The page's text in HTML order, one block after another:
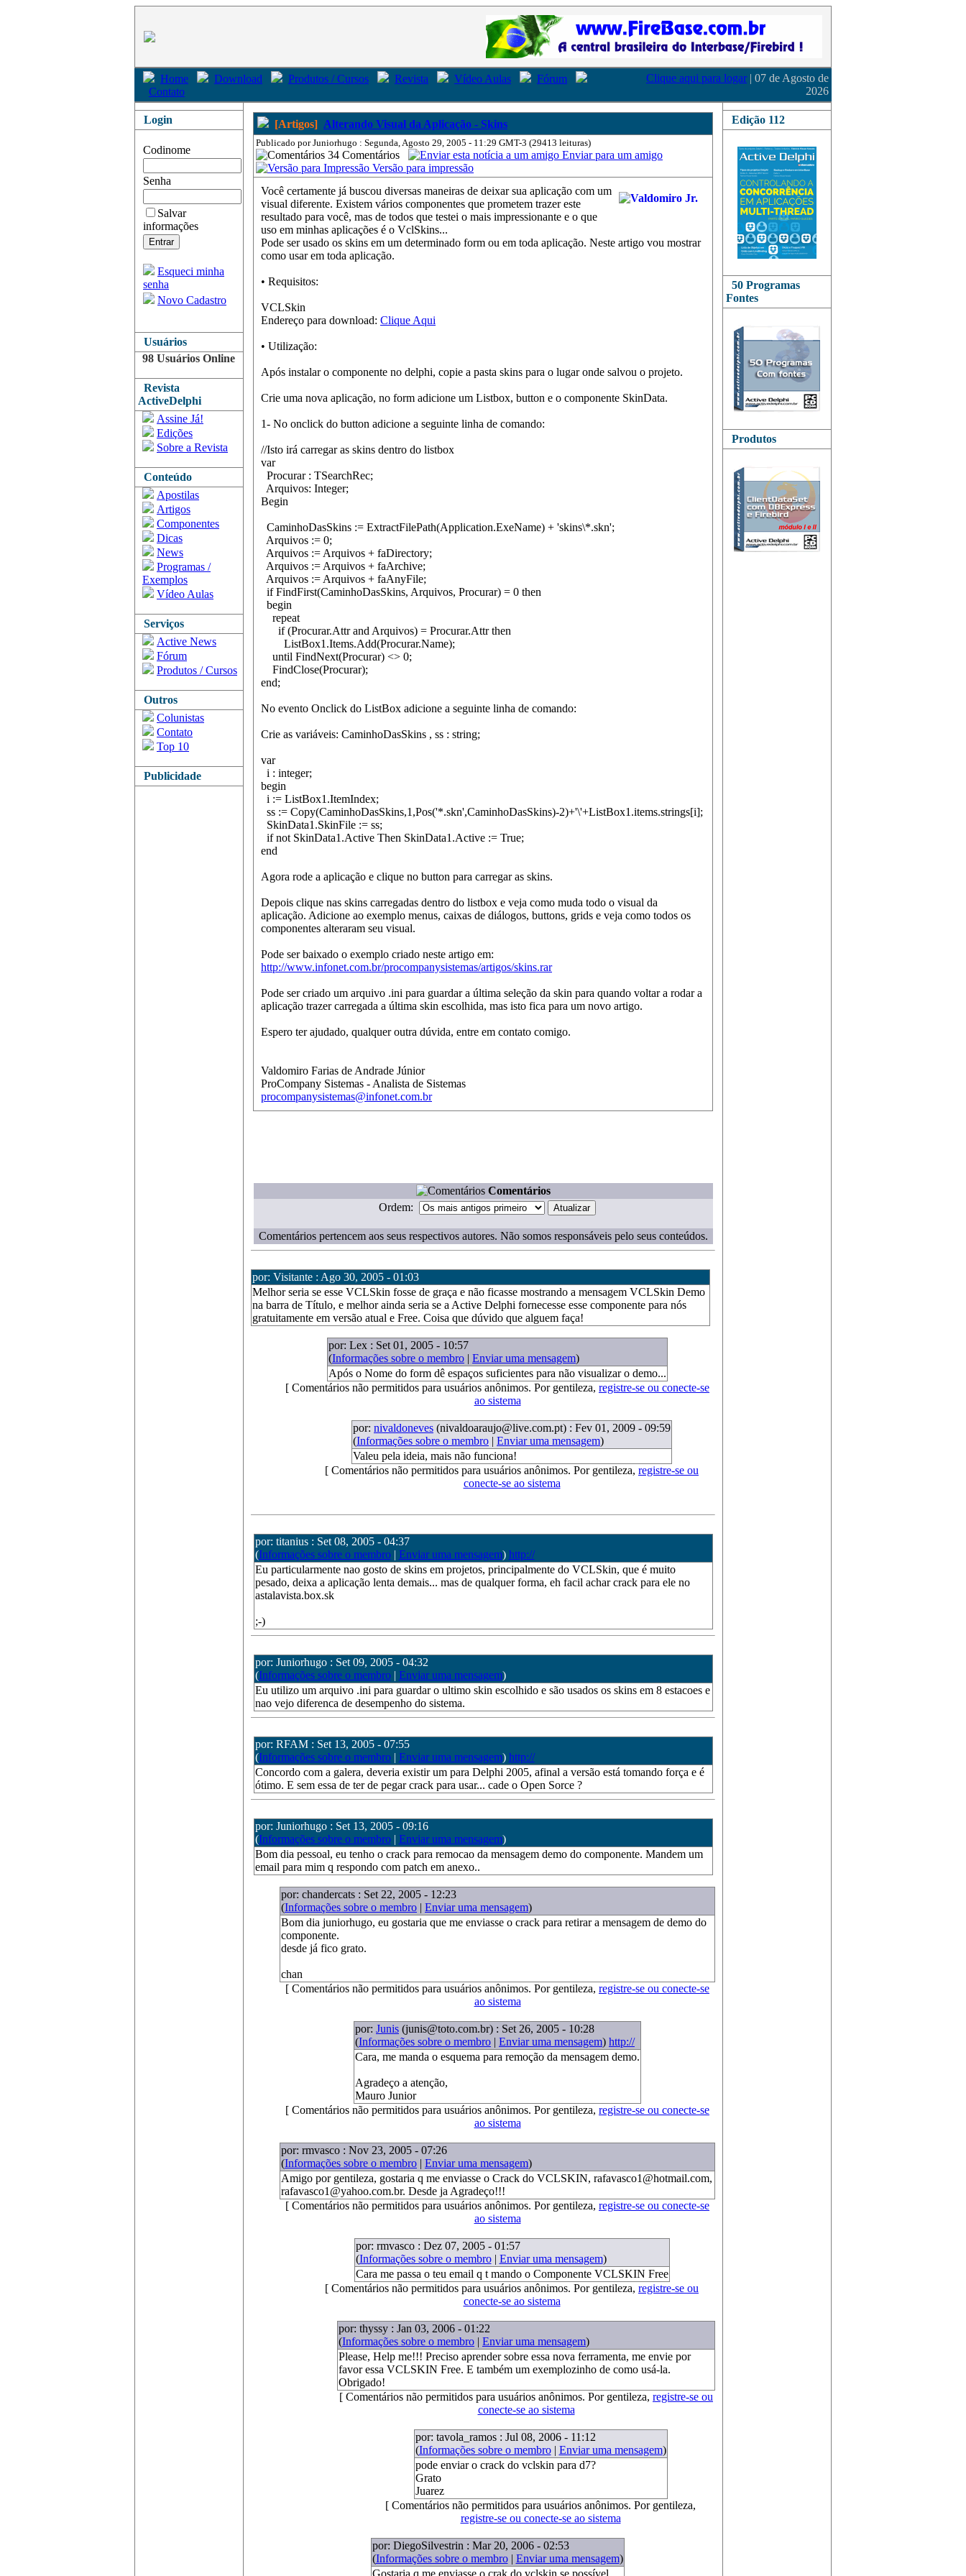
Home Download Produtos / Cursos Revista Vídeo Aulas
Fórum
Contato
Clique aqui para logar | 07 de Agosto de
2026
Login
Codinome
Senha
Salvar
informações
Esqueci minha
senha
Novo Cadastro
Usuários
98 Usuários Online
Revista
ActiveDelphi
Assine Já!
Edições
Sobre a Revista
Conteúdo
Apostilas
Artigos
Componentes
Dicas
News
Programas /
Exemplos
Vídeo Aulas
Serviços
Active News
Fórum
Produtos / Cursos
Outros
Colunistas
Contato
Top 10
Publicidade
[Artigos] Alterando Visual da Aplicação - Skins
Publicado por Juniorhugo : Segunda, Agosto 29, 2005 - 11:29 GMT-3 (29413 leituras)
34 Comentários
Enviar para um amigo
Versão para impressão
Você certamente já buscou diversas maneiras de deixar sua aplicação com um
visual diferente. Existem vários componentes que prometem trazer este
resultado para você, mas de todos que testei o mais impressionante e o que
uso em minhas aplicações é o VclSkins...
Pode ser usado os skins em um determinado form ou em toda aplicação. Neste artigo vou mostrar
como usar em toda aplicação.
• Requisitos:
VCLSkin
Endereço para download: Clique Aqui
• Utilização:
Após instalar o componente no delphi, copie a pasta skins para o lugar onde salvou o projeto.
Crie uma nova aplicação, no form adicione um Listbox, button e o componente SkinData.
1- No onclick do button adicione a seguinte linha de comando:
//Isto irá carregar as skins dentro do listbox
var
Procurar : TSearchRec;
Arquivos: Integer;
Begin
CaminhoDasSkins := ExtractFilePath(Application.ExeName) + 'skins\*.skn';
Arquivos := 0;
Arquivos := Arquivos + faDirectory;
Arquivos := Arquivos + faArchive;
Arquivos := Arquivos + faAnyFile;
if FindFirst(CaminhoDasSkins, Arquivos, Procurar) = 0 then
begin
repeat
if (Procurar.Attr and Arquivos) = Procurar.Attr then
ListBox1.Items.Add(Procurar.Name);
until FindNext(Procurar) <> 0;
FindClose(Procurar);
end;
No evento Onclick do ListBox adicione a seguinte linha de comando:
Crie as variáveis: CaminhoDasSkins , ss : string;
var
i : integer;
begin
i := ListBox1.ItemIndex;
ss := Copy(CaminhoDasSkins,1,Pos('*.skn',CaminhoDasSkins)-2)+'\'+ListBox1.items.strings[i];
SkinData1.SkinFile := ss;
if not SkinData1.Active Then SkinData1.Active := True;
end
Agora rode a aplicação e clique no button para carregar as skins.
Depois clique nas skins carregadas dentro do listbox e veja como muda todo o visual da
aplicação. Adicione ao exemplo menus, caixas de diálogos, buttons, grids e veja como todos os
componentes alteraram seu visual.
Pode ser baixado o exemplo criado neste artigo em:
http://www.infonet.com.br/procompanysistemas/artigos/skins.rar
Pode ser criado um arquivo .ini para guardar a última seleção da skin para quando voltar a rodar a
aplicação trazer carregada a última skin escolhida, mas isto fica para um novo artigo.
Espero ter ajudado, qualquer outra dúvida, entre em contato comigo.
Valdomiro Farias de Andrade Júnior
ProCompany Sistemas - Analista de Sistemas
procompanysistemas@infonet.com.br
Comentários
Ordem:
Comentários pertencem aos seus respectivos autores. Não somos responsáveis pelo seus conteúdos.
por: Visitante : Ago 30, 2005 - 01:03
Melhor seria se esse VCLSkin fosse de graça e não ficasse mostrando a mensagem VCLSkin Demo
na barra de Título, e melhor ainda seria se a Active Delphi fornecesse esse componente para nós
gratuitamente em versão atual e Free. Coisa que dúvido que alguem faça!
por: Lex : Set 01, 2005 - 10:57
(Informações sobre o membro | Enviar uma mensagem)
Após o Nome do form dê espaços suficientes para não visualizar o demo...
[ Comentários não permitidos para usuários anônimos. Por gentileza, registre-se ou conecte-se
ao sistema
por: nivaldoneves (nivaldoaraujo@live.com.pt) : Fev 01, 2009 - 09:59
(Informações sobre o membro | Enviar uma mensagem)
Valeu pela ideia, mais não funciona!
[ Comentários não permitidos para usuários anônimos. Por gentileza, registre-se ou
conecte-se ao sistema
por: titanius : Set 08, 2005 - 04:37
(Informações sobre o membro| Enviar uma mensagem) http://
Eu particularmente nao gosto de skins em projetos, principalmente do VCLSkin, que é muito
pesado, deixa a aplicação lenta demais... mas de qualquer forma, eh facil achar crack para ele no
astalavista.box.sk
;-)
por: Juniorhugo : Set 09, 2005 - 04:32
(Informações sobre o membro| Enviar uma mensagem)
Eu utilizo um arquivo .ini para guardar o ultimo skin escolhido e são usados os skins em 8 estacoes e
nao vejo diferenca de desempenho do sistema.
por: RFAM : Set 13, 2005 - 07:55
(Informações sobre o membro| Enviar uma mensagem) http://
Concordo com a galera, deveria existir um para Delphi 2005, afinal a versão está tomando força e é
ótimo. E sem essa de ter de pegar crack para usar... cade o Open Sorce ?
por: Juniorhugo : Set 13, 2005 - 09:16
(Informações sobre o membro| Enviar uma mensagem)
Bom dia pessoal, eu tenho o crack para remocao da mensagem demo do componente. Mandem um
email para mim q respondo com patch em anexo..
por: chandercats : Set 22, 2005 - 12:23
(Informações sobre o membro | Enviar uma mensagem)
Bom dia juniorhugo, eu gostaria que me enviasse o crack para retirar a mensagem de demo do
componente.
desde já fico grato.
chan
[ Comentários não permitidos para usuários anônimos. Por gentileza, registre-se ou conecte-se
ao sistema
por: Junis (junis@toto.com.br) : Set 26, 2005 - 10:28
(Informações sobre o membro | Enviar uma mensagem) http://
Cara, me manda o esquema para remoção da mensagem demo.
Agradeço a atenção,
Mauro Junior
[ Comentários não permitidos para usuários anônimos. Por gentileza, registre-se ou conecte-se
ao sistema
por: rmvasco : Nov 23, 2005 - 07:26
(Informações sobre o membro | Enviar uma mensagem)
Amigo por gentileza, gostaria q me enviasse o Crack do VCLSKIN, rafavasco1@hotmail.com,
rafavasco1@yahoo.com.br. Desde ja Agradeço!!!
[ Comentários não permitidos para usuários anônimos. Por gentileza, registre-se ou conecte-se
ao sistema
por: rmvasco : Dez 07, 2005 - 01:57
(Informações sobre o membro| Enviar uma mensagem)
Cara me passa o teu email q t mando o Componente VCLSKIN Free
[ Comentários não permitidos para usuários anônimos. Por gentileza, registre-se ou
conecte-se ao sistema
por: thyssy : Jan 03, 2006 - 01:22
(Informações sobre o membro | Enviar uma mensagem)
Please, Help me!!! Preciso aprender sobre essa nova ferramenta, me envie por
favor essa VCLSKIN Free. E também um exemplozinho de como usá-la.
Obrigado!
[ Comentários não permitidos para usuários anônimos. Por gentileza, registre-se ou
conecte-se ao sistema
por: tavola_ramos : Jul 08, 2006 - 11:12
(Informações sobre o membro| Enviar uma mensagem)
pode enviar o crack do vclskin para d7?
Grato
Juarez
[ Comentários não permitidos para usuários anônimos. Por gentileza,
registre-se ou conecte-se ao sistema
por: DiegoSilvestrin : Mar 20, 2006 - 02:53
(Informações sobre o membro| Enviar uma mensagem)
Gostaria q me enviasse o crak do vclskin se possível
Edição 112
50 Programas
Fontes
Produtos